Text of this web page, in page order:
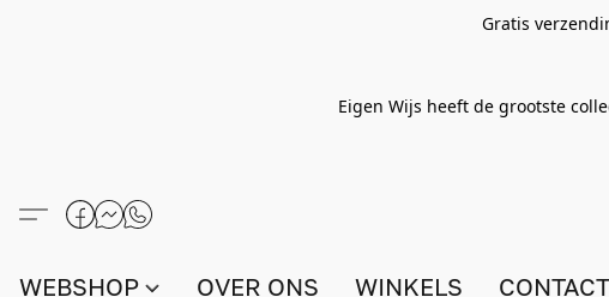
Gratis
Eigen Wijs heeft de grootste
WEBSHOP OVER ONS WINKELS CONTACT